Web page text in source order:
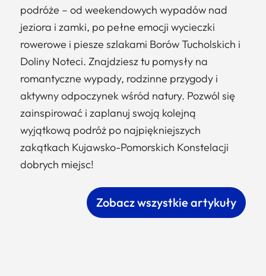
podróże – od weekendowych wypadów nad
jeziora i zamki, po pełne emocji wycieczki
rowerowe i piesze szlakami Borów Tucholskich i
Doliny Noteci. Znajdziesz tu pomysły na
romantyczne wypady, rodzinne przygody i
aktywny odpoczynek wśród natury. Pozwól się
zainspirować i zaplanuj swoją kolejną
wyjątkową podróż po najpiękniejszych
zakątkach Kujawsko-Pomorskich Konstelacji
dobrych miejsc!
Zobacz wszystkie artykuły